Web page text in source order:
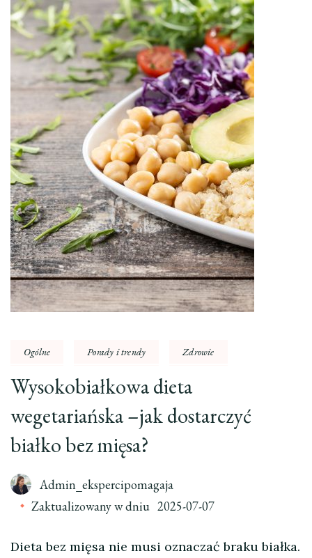
Ogólne Porady i trendy Zdrowie
Wysokobiałkowa dieta
wegetariańska –jak dostarczyć
białko bez mięsa?
Admin_ekspercipomagaja
Zaktualizowany w dniu 2025-07-07
Dieta bez mięsa nie musi oznaczać braku białka.